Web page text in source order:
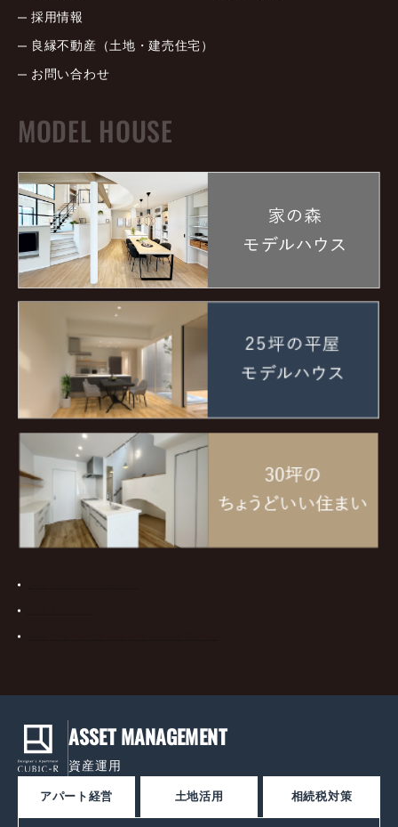
採用情報
良縁不動産（土地・建売住宅）
お問い合わせ
MODEL HOUSE
ASSET MANAGEMENT
資産運用
アパート経営 土地活用 相続税対策